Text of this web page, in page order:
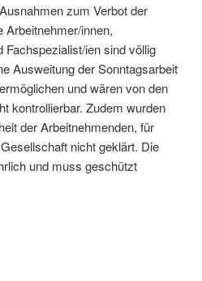
zum Verbot der
Arbeitnehmer/innen,
Fachspezialist/ien sind völlig
Ausweitung der Sonntagsarbeit
und wären von den
kontrollierbar. Zudem wurden
der Arbeitnehmenden, für
nicht geklärt. Die
und muss geschützt